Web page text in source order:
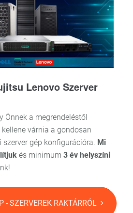
Lenovo Szerver
Önnek a megrendeléstől
várnia a gondosan
gép konfigurációra. Mi
és minimum 3 év helyszíni
- SZERVEREK RAKTÁRRÓL